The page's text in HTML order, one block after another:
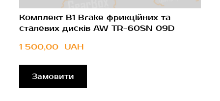
Комплект B1 Brake фрикційних та
сталевих дисків AW TR-60SN 09D
1 500,00  UAH
Замовити